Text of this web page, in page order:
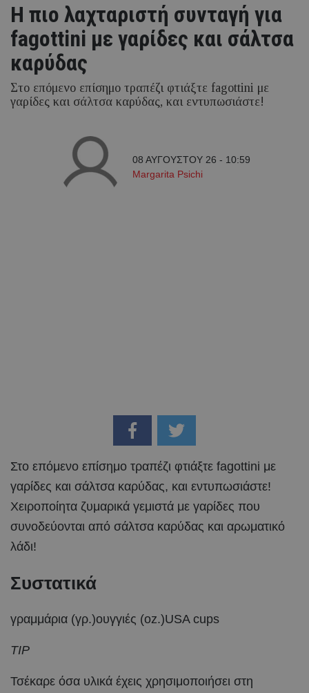
H πιο λαχταριστή συνταγή για
fagottini με γαρίδες και σάλτσα
καρύδας
Στο επόμενο επίσημο τραπέζι φτιάξτε fagottini με
γαρίδες και σάλτσα καρύδας, και εντυπωσιάστε!
08 ΑΥΓΟΥΣΤΟΥ 26 - 10:59
Margarita Psichi
Στο επόμενο επίσημο τραπέζι φτιάξτε fagottini με
γαρίδες και σάλτσα καρύδας, και εντυπωσιάστε!
Χειροποίητα ζυμαρικά γεμιστά με γαρίδες που
συνοδεύονται από σάλτσα καρύδας και αρωματικό
λάδι!
Συστατικά
γραμμάρια (γρ.)ουγγιές (oz.)USA cups
TIP
Τσέκαρε όσα υλικά έχεις χρησιμοποιήσει στη